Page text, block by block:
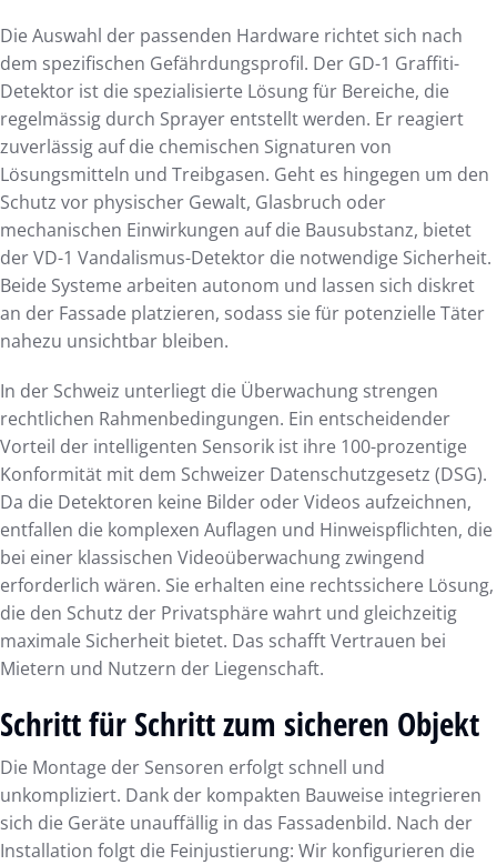
Die Auswahl der passenden Hardware richtet sich nach
dem spezifischen Gefährdungsprofil. Der GD-1 Graffiti-
Detektor ist die spezialisierte Lösung für Bereiche, die
regelmässig durch Sprayer entstellt werden. Er reagiert
zuverlässig auf die chemischen Signaturen von
Lösungsmitteln und Treibgasen. Geht es hingegen um den
Schutz vor physischer Gewalt, Glasbruch oder
mechanischen Einwirkungen auf die Bausubstanz, bietet
der VD-1 Vandalismus-Detektor die notwendige Sicherheit.
Beide Systeme arbeiten autonom und lassen sich diskret
an der Fassade platzieren, sodass sie für potenzielle Täter
nahezu unsichtbar bleiben.
In der Schweiz unterliegt die Überwachung strengen
rechtlichen Rahmenbedingungen. Ein entscheidender
Vorteil der intelligenten Sensorik ist ihre 100-prozentige
Konformität mit dem Schweizer Datenschutzgesetz (DSG).
Da die Detektoren keine Bilder oder Videos aufzeichnen,
entfallen die komplexen Auflagen und Hinweispflichten, die
bei einer klassischen Videoüberwachung zwingend
erforderlich wären. Sie erhalten eine rechtssichere Lösung,
die den Schutz der Privatsphäre wahrt und gleichzeitig
maximale Sicherheit bietet. Das schafft Vertrauen bei
Mietern und Nutzern der Liegenschaft.
Schritt für Schritt zum sicheren Objekt
Die Montage der Sensoren erfolgt schnell und
unkompliziert. Dank der kompakten Bauweise integrieren
sich die Geräte unauffällig in das Fassadenbild. Nach der
Installation folgt die Feinjustierung: Wir konfigurieren die